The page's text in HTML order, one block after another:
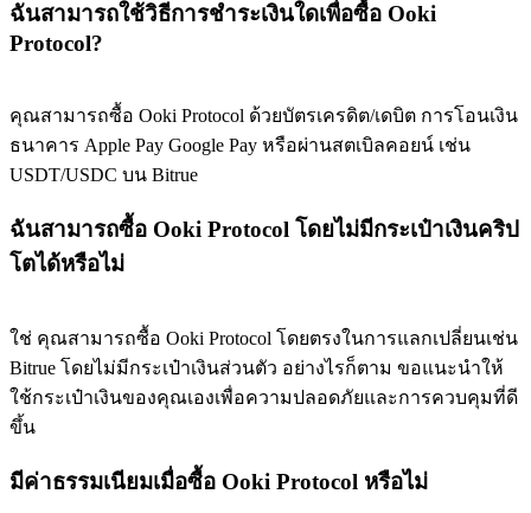
รับรางวัลและสิทธิพิเศษสุดพิเศษ
ศูนย์รางวัล
ลงชื่อ
ฉันสามารถใช้วิธีการชำระเงินใดเพื่อซื้อ Ooki
Protocol?
คุณสามารถซื้อ Ooki Protocol ด้วยบัตรเครดิต/เดบิต การโอนเงิน
ธนาคาร Apple Pay Google Pay หรือผ่านสตเบิลคอยน์ เช่น
USDT/USDC บน Bitrue
ฉันสามารถซื้อ Ooki Protocol โดยไม่มีกระเป๋าเงินคริป
โตได้หรือไม่
ใช่ คุณสามารถซื้อ Ooki Protocol โดยตรงในการแลกเปลี่ยนเช่น
Bitrue โดยไม่มีกระเป๋าเงินส่วนตัว อย่างไรก็ตาม ขอแนะนำให้
ใช้กระเป๋าเงินของคุณเองเพื่อความปลอดภัยและการควบคุมที่ดี
ขึ้น
มีค่าธรรมเนียมเมื่อซื้อ Ooki Protocol หรือไม่